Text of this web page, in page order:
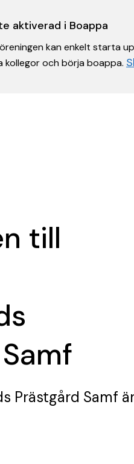
aktiverad i Boappa
kan enkelt starta
kollegor och börja boappa.
till
Prästgård Samf